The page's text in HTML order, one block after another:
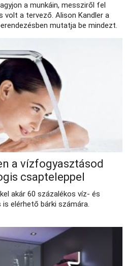
a munkáin, messziről fel
volt a tervező. Alison Kandler a
mutatja be mindezt.
a vízfogyasztásod
csapteleppel
akár 60 százalékos víz- és
elérhető bárki számára.